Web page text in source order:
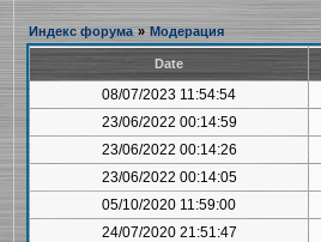
Индекс форума » Модерация
Date
08/07/2023 11:54:54
23/06/2022 00:14:59
23/06/2022 00:14:26
23/06/2022 00:14:05
05/10/2020 11:59:00
24/07/2020 21:51:47